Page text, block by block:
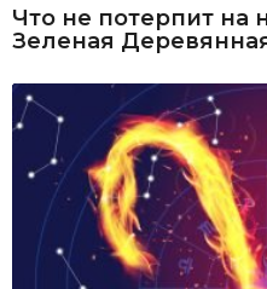
Что не потерпит на
Зеленая